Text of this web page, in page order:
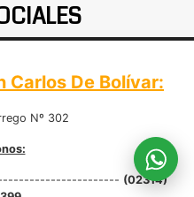
Carlos De Bolívar:
Nº 302
(02314)